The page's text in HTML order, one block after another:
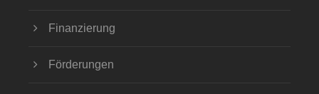
Finanzierung
Förderungen